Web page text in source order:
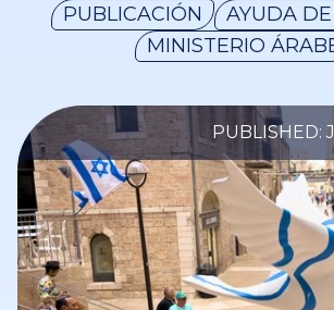
PUBLICACIÓN
AYUDA
MINISTERIO
PUBLISHED: